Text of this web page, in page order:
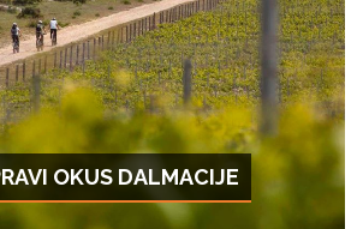
OKUS DALMACIJE